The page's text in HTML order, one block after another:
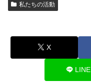
私たちの活動
X
LINE